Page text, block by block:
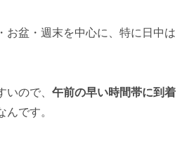
お盆・週末を中心に、特に日中は
ので、 午前の早い時間帯に到着
んです。